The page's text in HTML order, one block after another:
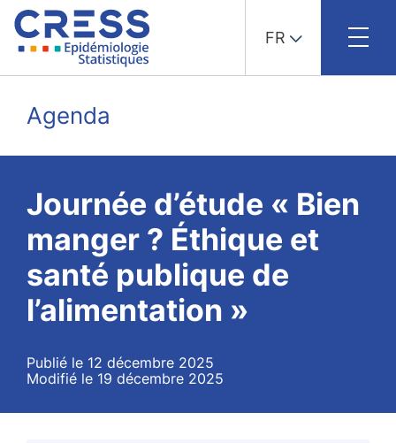
content
FR
Agenda
Journée d’étude « Bien
manger ? Éthique et
santé publique de
l’alimentation »
Publié le 12 décembre 2025
Modifié le 19 décembre 2025